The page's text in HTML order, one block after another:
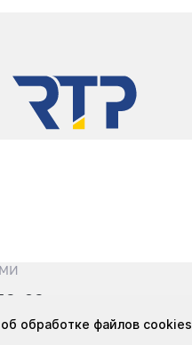
62
обработке файлов cookies